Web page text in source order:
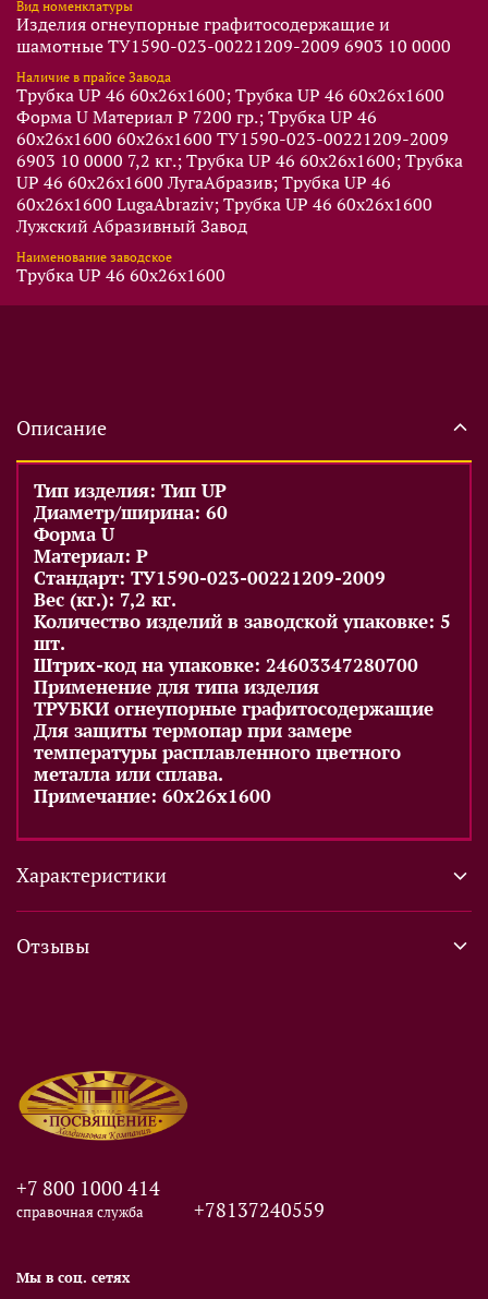
Вид номенклатуры
Изделия огнеупорные графитосодержащие и
шамотные ТУ1590-023-00221209-2009 6903 10 0000
Наличие в прайсе Завода
Трубка UP 46 60x26x1600; Трубка UP 46 60x26x1600
Форма U Материал P 7200 гр.; Трубка UP 46
60x26x1600 60x26x1600 ТУ1590-023-00221209-2009
6903 10 0000 7,2 кг.; Трубка UP 46 60x26x1600; Трубка
UP 46 60x26x1600 ЛугаАбразив; Трубка UP 46
60x26x1600 LugaAbraziv; Трубка UP 46 60x26x1600
Лужский Абразивный Завод
Наименование заводское
Трубка UP 46 60x26x1600
Описание
Тип изделия: Тип UP
Диаметр/ширина: 60
Форма U
Материал: P
Стандарт: ТУ1590-023-00221209-2009
Вес (кг.): 7,2 кг.
Количество изделий в заводской упаковке: 5
шт.
Штрих-код на упаковке: 24603347280700
Применение для типа изделия
ТРУБКИ огнеупорные графитосодержащие
Для защиты термопар при замере
температуры расплавленного цветного
металла или сплава.
Примечание: 60x26x1600
Характеристики
Отзывы
+7 800 1000 414
справочная служба +78137240559
Мы в соц. сетях